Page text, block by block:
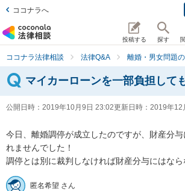
ココナラへ
投稿する 探す
ココナラ法律相談 法律Q&A 離婚・男女問題
マイカーローンを一部負担して
公開日時： 2019年10月9日 23:02更新日時： 2019年12
今日、離婚調停が成立したのですが、財産分
れませんでした！
調停とは別に裁判しなければ財産分与にはな
匿名希望 さん